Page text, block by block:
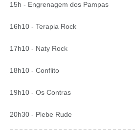
15h - Engrenagem dos Pampas
16h10 - Terapia Rock
17h10 - Naty Rock
18h10 - Conflito
19h10 - Os Contras
20h30 - Plebe Rude